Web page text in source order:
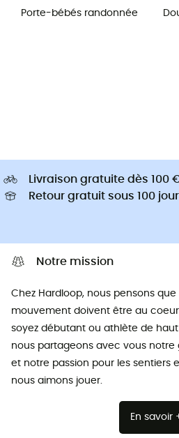
Porte-bébés randonnée
Livraison gratuite dès 100
Retour gratuit sous 100
Notre mission
Chez Hardloop, nous pensons
mouvement doivent être au
soyez débutant ou athlète de haut
nous partageons avec vous notre
et notre passion pour les sentiers
nous aimons jouer.
En savoir